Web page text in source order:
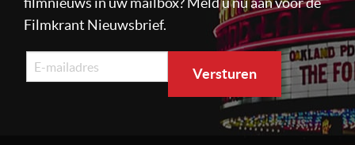
Filmkrant Nieuwsbrief.